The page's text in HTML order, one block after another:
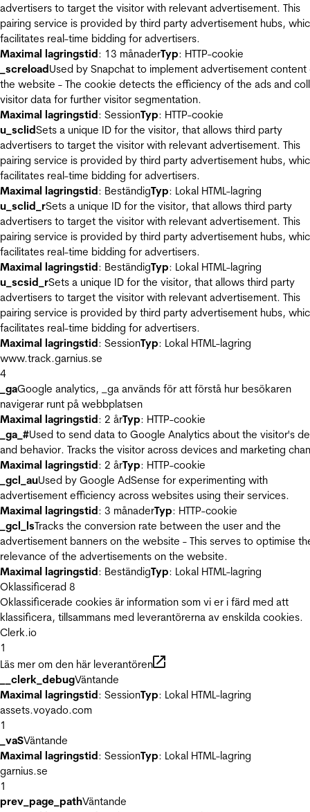
advertisers to target the visitor with relevant advertisement. This
pairing service is provided by third party advertisement hubs,
facilitates real-time bidding for advertisers.
Maximal lagringstid: 13 månaderTyp: HTTP-cookie
_screloadUsed by Snapchat to implement advertisement content
the website - The cookie detects the efficiency of the ads and
visitor data for further visitor segmentation.
Maximal lagringstid: SessionTyp: HTTP-cookie
u_sclidSets a unique ID for the visitor, that allows third party
advertisers to target the visitor with relevant advertisement. This
pairing service is provided by third party advertisement hubs,
facilitates real-time bidding for advertisers.
Maximal lagringstid: BeständigTyp: Lokal HTML-lagring
u_sclid_rSets a unique ID for the visitor, that allows third party
advertisers to target the visitor with relevant advertisement. This
pairing service is provided by third party advertisement hubs,
facilitates real-time bidding for advertisers.
Maximal lagringstid: BeständigTyp: Lokal HTML-lagring
u_scsid_rSets a unique ID for the visitor, that allows third party
advertisers to target the visitor with relevant advertisement. This
pairing service is provided by third party advertisement hubs,
facilitates real-time bidding for advertisers.
Maximal lagringstid: SessionTyp: Lokal HTML-lagring
www.track.garnius.se
4
_gaGoogle analytics, _ga används för att förstå hur besökaren
navigerar runt på webbplatsen
Maximal lagringstid: 2 årTyp: HTTP-cookie
_ga_#Used to send data to Google Analytics about the visitor's
and behavior. Tracks the visitor across devices and marketing
Maximal lagringstid: 2 årTyp: HTTP-cookie
_gcl_auUsed by Google AdSense for experimenting with
advertisement efficiency across websites using their services.
Maximal lagringstid: 3 månaderTyp: HTTP-cookie
_gcl_lsTracks the conversion rate between the user and the
advertisement banners on the website - This serves to optimise
relevance of the advertisements on the website.
Maximal lagringstid: BeständigTyp: Lokal HTML-lagring
Oklassificerad 8
Oklassificerade cookies är information som vi er i färd med att
klassificera, tillsammans med leverantörerna av enskilda cookies.
Clerk.io
1
Läs mer om den här leverantören
__clerk_debugVäntande
Maximal lagringstid: SessionTyp: Lokal HTML-lagring
assets.voyado.com
1
_vaSVäntande
Maximal lagringstid: SessionTyp: Lokal HTML-lagring
garnius.se
1
prev_page_pathVäntande